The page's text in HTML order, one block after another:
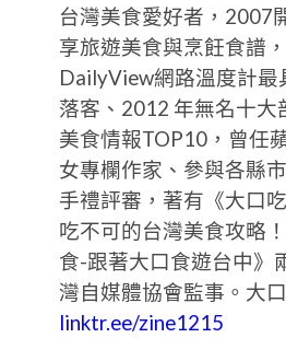
台灣美食愛好者，2007
享旅遊美食與烹飪食譜
DailyView網路溫度計最
落客、2012 年無名十大
美食情報TOP10，曾任
女專欄作家、參與各縣
手禮評審，著有《大口
吃不可的台灣美食攻略
食-跟著大口食遊台中》
灣自媒體協會監事。大
linktr.ee/zine1215